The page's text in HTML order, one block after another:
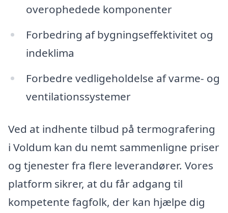
overophedede komponenter
Forbedring af bygningseffektivitet og
indeklima
Forbedre vedligeholdelse af varme- og
ventilationssystemer
Ved at indhente tilbud på termografering
i Voldum kan du nemt sammenligne priser
og tjenester fra flere leverandører. Vores
platform sikrer, at du får adgang til
kompetente fagfolk, der kan hjælpe dig